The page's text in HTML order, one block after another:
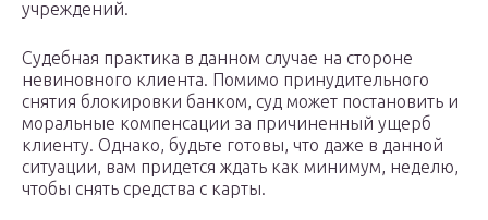
учреждений.
Судебная практика в данном случае на стороне
невиновного клиента. Помимо принудительного
снятия блокировки банком, суд может постановить и
моральные компенсации за причиненный ущерб
клиенту. Однако, будьте готовы, что даже в данной
ситуации, вам придется ждать как минимум, неделю,
чтобы снять средства с карты.